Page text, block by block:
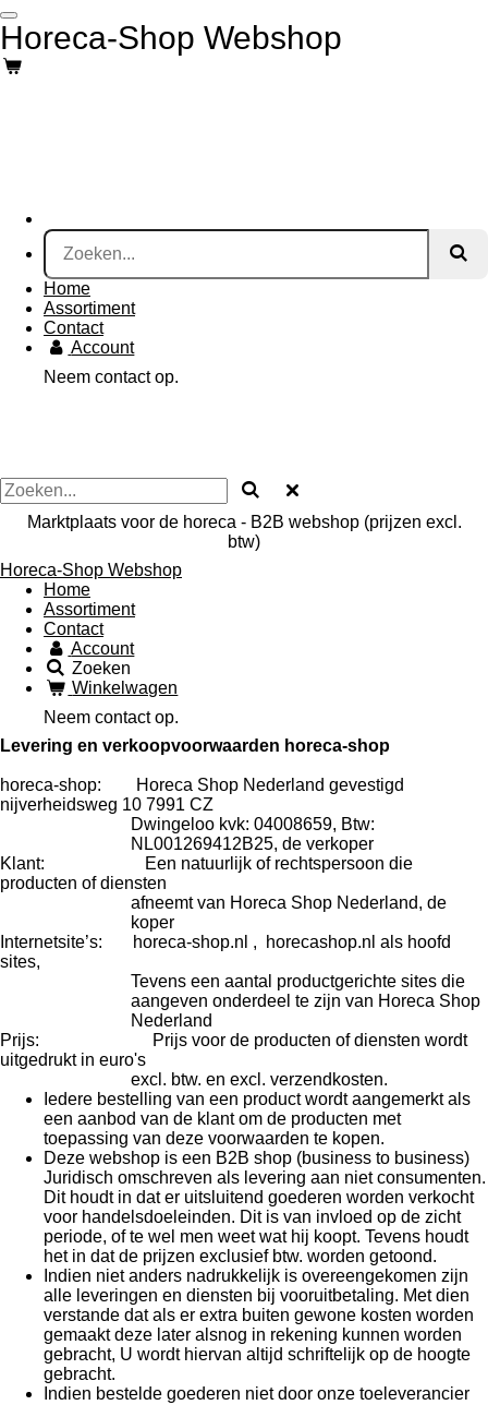
Ga
direct
naar
de
Horeca-Shop Webshop
Home
Assortiment
Contact
Account
Neem contact op.
Marktplaats voor de horeca - B2B webshop (prijzen excl.
btw)
Horeca-Shop Webshop
Home
Assortiment
Contact
Account
Zoeken
Winkelwagen
Neem contact op.
Levering en verkoopvoorwaarden horeca-shop
horeca-shop: Horeca Shop Nederland gevestigd
nijverheidsweg 10 7991 CZ
Dwingeloo kvk: 04008659, Btw:
NL001269412B25, de verkoper
Klant: Een natuurlijk of rechtspersoon die
producten of diensten
afneemt van Horeca Shop Nederland, de
koper
Internetsite’s: horeca-shop.nl , horecashop.nl als hoofd
sites,
Tevens een aantal productgerichte sites die
aangeven onderdeel te zijn van Horeca Shop
Nederland
Prijs: Prijs voor de producten of diensten wordt
uitgedrukt in euro's
excl. btw. en excl. verzendkosten.
Iedere bestelling van een product wordt aangemerkt als
een aanbod van de klant om de producten met
toepassing van deze voorwaarden te kopen.
Deze webshop is een B2B shop (business to business)
Juridisch omschreven als levering aan niet consumenten.
Dit houdt in dat er uitsluitend goederen worden verkocht
voor handelsdoeleinden. Dit is van invloed op de zicht
periode, of te wel men weet wat hij koopt. Tevens houdt
het in dat de prijzen exclusief btw. worden getoond.
Indien niet anders nadrukkelijk is overeengekomen zijn
alle leveringen en diensten bij vooruitbetaling. Met dien
verstande dat als er extra buiten gewone kosten worden
gemaakt deze later alsnog in rekening kunnen worden
gebracht, U wordt hiervan altijd schriftelijk op de hoogte
gebracht.
Indien bestelde goederen niet door onze toeleverancier